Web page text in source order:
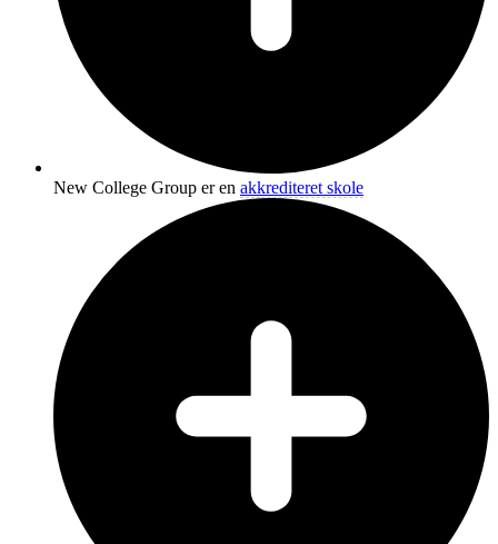
New College Group er en akkrediteret skole